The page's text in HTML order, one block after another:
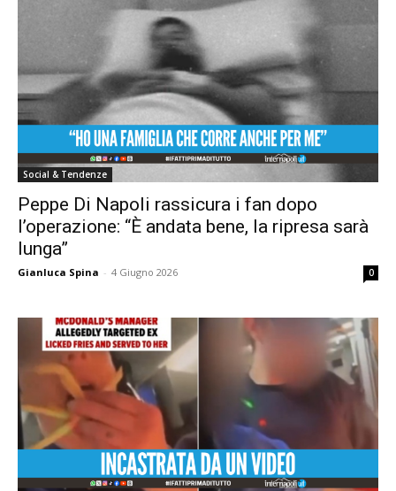
Social & Tendenze
Peppe Di Napoli rassicura i fan dopo
l’operazione: “È andata bene, la ripresa sarà
lunga”
Gianluca Spina - 4 Giugno 2026 0